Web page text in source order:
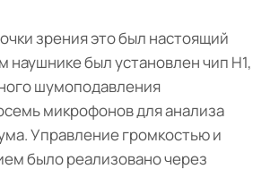
зрения это был настоящий
наушнике был установлен чип H1,
шумоподавления
микрофонов для анализа
Управление громкостью и
было реализовано через